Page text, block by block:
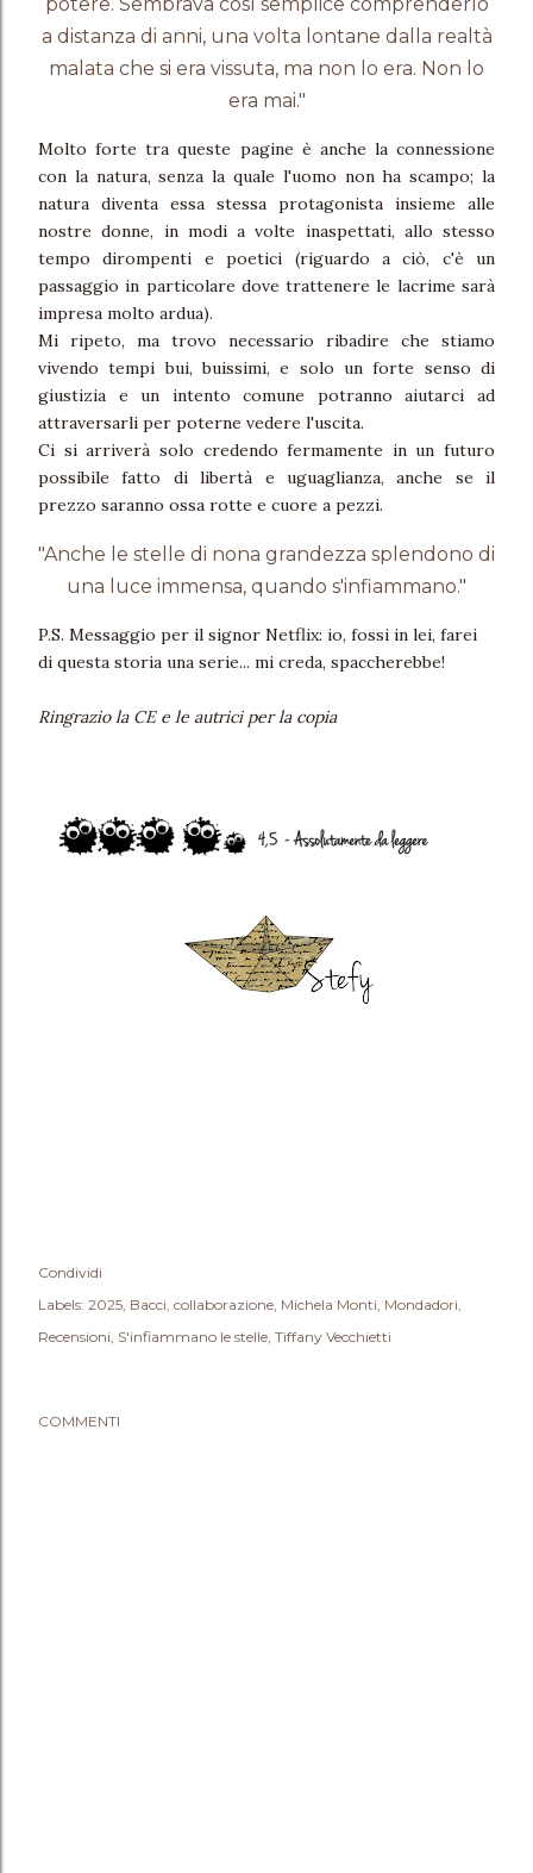
potere. Sembrava così semplice comprenderlo
a distanza di anni, una volta lontane dalla realtà
malata che si era vissuta, ma non lo era. Non lo
era mai."
Molto forte tra queste pagine è anche la connessione
con la natura, senza la quale l'uomo non ha scampo; la
natura diventa essa stessa protagonista insieme alle
nostre donne, in modi a volte inaspettati, allo stesso
tempo dirompenti e poetici (riguardo a ciò, c'è un
passaggio in particolare dove trattenere le lacrime sarà
impresa molto ardua).
Mi ripeto, ma trovo necessario ribadire che stiamo
vivendo tempi bui, buissimi, e solo un forte senso di
giustizia e un intento comune potranno aiutarci ad
attraversarli per poterne vedere l'uscita.
Ci si arriverà solo credendo fermamente in un futuro
possibile fatto di libertà e uguaglianza, anche se il
prezzo saranno ossa rotte e cuore a pezzi.
"Anche le stelle di nona grandezza splendono di
una luce immensa, quando s'infiammano."
P.S. Messaggio per il signor Netflix: io, fossi in lei, farei
di questa storia una serie... mi creda, spaccherebbe!
Ringrazio la CE e le autrici per la copia
Condividi
Labels: 2025 Bacci collaborazione Michela Monti Mondadori
Recensioni S'infiammano le stelle Tiffany Vecchietti
COMMENTI